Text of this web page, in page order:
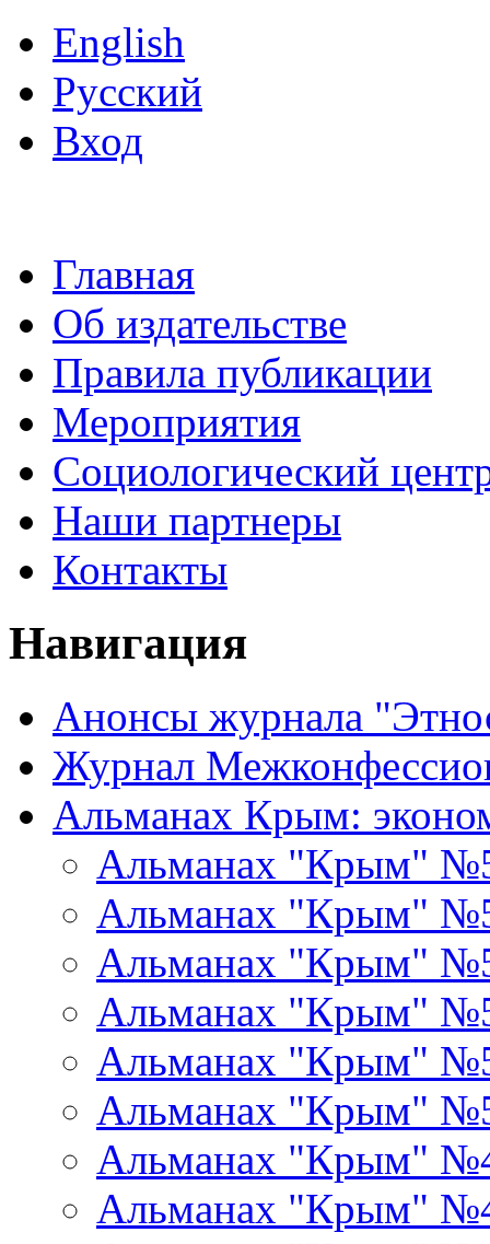
English
Русский
Вход
Главная
Об издательстве
Правила публикации
Мероприятия
Социологический
Наши партнеры
Контакты
Навигация
Анонсы журнала
Журнал
Альманах Крым:
Альманах "Крым"
Альманах "Крым"
Альманах "Крым"
Альманах "Крым"
Альманах "Крым"
Альманах "Крым"
Альманах "Крым"
Альманах "Крым"